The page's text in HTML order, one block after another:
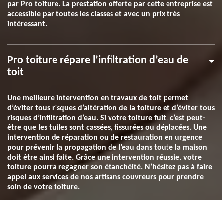
par Pro toiture. La prestation offerte par cette entreprise est
accessible par toutes les classes et avec un prix très
intéressant.
Pro toiture répare l’infiltration d’eau de
toit
Une meilleure intervention en travaux de toit permet
d’éviter tous risques d’altération de la toiture et d’éviter tous
risques d’infiltration d’eau. Si votre toiture fuit, c’est peut-
être que les tuiles sont cassées, fissurées ou déplacées. Une
intervention de réparation ou de restauration en urgence
pour prévenir la propagation de l’eau dans toute la maison
doit être ainsi faite. Grâce une intervention réussie, votre
toiture pourra regagner son étanchéité. N’hésitez pas à faire
appel aux services de nos artisans couvreurs pour prendre
soin de votre toiture.